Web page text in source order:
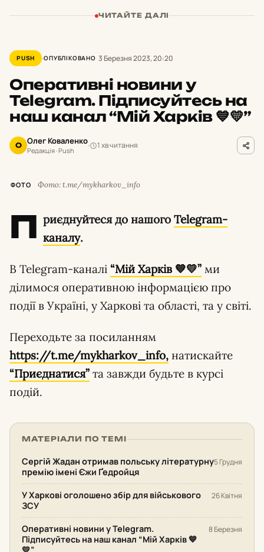
ЧИТАЙТЕ ДАЛІ
PUSH ОПУБЛІКОВАНО 3 Березня 2023, 20:20
Оперативні новини у
Telegram. Підписуйтесь на
наш канал “Мій Харків 💙💛”
О Олег Коваленко
Редакція · Push
1 хв читання
ФОТО Фото: t.me/mykharkov_info
П риєднуйтеся до нашогоTelegram-
каналу.
В Telegram-каналі “Мій Харків 💙💛” ми
ділимося оперативною інформацією про
події в Україні, у Харкові та області, та у світі.
Переходьте за посиланням
https://t.me/mykharkov_info, натискайте
“Приєднатися” та завжди будьте в курсі
подій.
МАТЕРІАЛИ ПО ТЕМІ
Сергій Жадан отримав польську літературну
премію імені Єжи Ґедройця
5 Грудня
У Харкові оголошено збір для військового
ЗСУ
26 Квітня
Оперативні новини у Telegram.
Підписуйтесь на наш канал “Мій Харків 💙
8 Березня